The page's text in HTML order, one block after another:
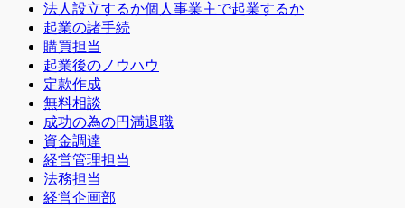
法人設立するか個人事業主で起業するか
起業の諸手続
購買担当
起業後のノウハウ
定款作成
無料相談
成功の為の円満退職
資金調達
経営管理担当
法務担当
経営企画部